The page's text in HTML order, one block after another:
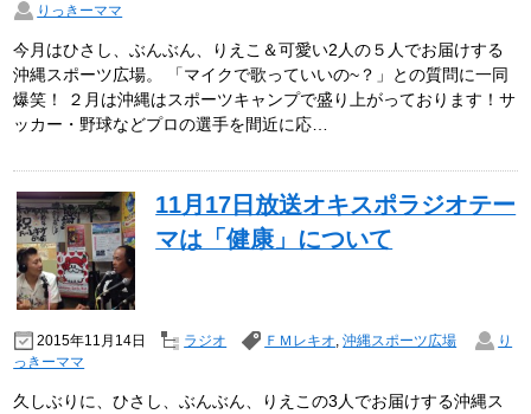
りっきーママ
今月はひさし、ぶんぶん、りえこ＆可愛い2人の５人でお届けする
沖縄スポーツ広場。 「マイクで歌っていいの~？」との質問に一同
爆笑！ ２月は沖縄はスポーツキャンプで盛り上がっております！サ
ッカー・野球などプロの選手を間近に応…
11月17日放送オキスポラジオテー
マは「健康」について
2015年11月14日 ラジオ ＦＭレキオ,沖縄スポーツ広場
り
っきーママ
久しぶりに、ひさし、ぶんぶん、りえこの3人でお届けする沖縄ス